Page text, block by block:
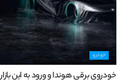
خودرو
خودروی برقی هوندا و ورود به این بازار